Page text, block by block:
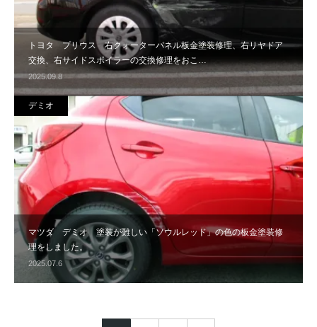
トヨタ プリウス 右クォーターパネル板金塗装修理、右リヤドア
交換、右サイドスポイラーの交換修理をおこ…
2025.09.8
マツダ デミオ 塗装が難しい「ソウルレッド」の色の板金塗装修
理をしました。
2025.07.6
デミオ